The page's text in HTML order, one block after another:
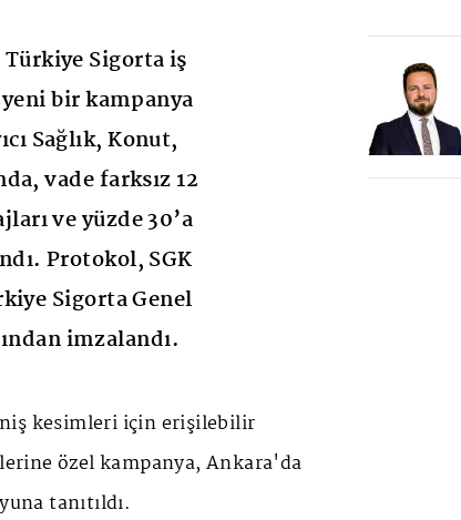
Sigorta iş
bir kampanya
Sağlık, Konut,
vade farksız 12
ve yüzde 30’a
Protokol, SGK
Sigorta Genel
imzalandı.
kesimleri için erişilebilir
özel kampanya, Ankara'da
tanıtıldı.